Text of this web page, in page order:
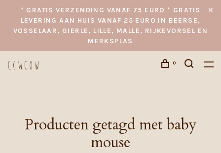
* GRATIS VERZENDING VANAF 75 EURO * GRATIS
LEVERING AAN HUIS VANAF 25 EURO IN BEERSE,
VOSSELAAR, GIERLE, LILLE, MALLE, RIJKEVORSEL EN
MERKSPLAS
0
Producten getagd met baby
mouse